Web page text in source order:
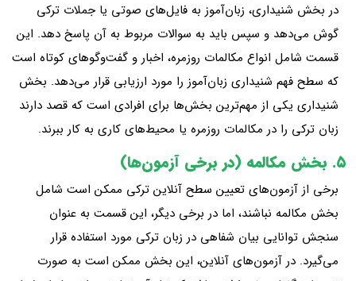
در بخش شنیداری، زبان‌آموز به فایل‌های صوتی یا جملات ترکی
گوش می‌دهد و سپس باید به سوالات مربوط به آن پاسخ دهد. این
قسمت شامل انواع مکالمات روزمره، اخبار و گفت‌وگوهای کوتاه است
که سطح فهم شنیداری زبان‌آموز را مورد ارزیابی قرار می‌دهد. بخش
شنیداری یکی از مهم‌ترین بخش‌ها برای افرادی است که قصد دارند
زبان ترکی را در مکالمات روزمره یا محیط‌های کاری به کار ببرند.
۵. بخش مکالمه (در برخی آزمون‌ها)
برخی از آزمون‌های تعیین سطح آنلاین ترکی ممکن است شامل
بخش مکالمه نباشند، اما در برخی دیگر، این قسمت به عنوان
سنجش توانایی بیان شفاهی در زبان ترکی مورد استفاده قرار
می‌گیرد. در آزمون‌های آنلاین، این بخش ممکن است به صورت